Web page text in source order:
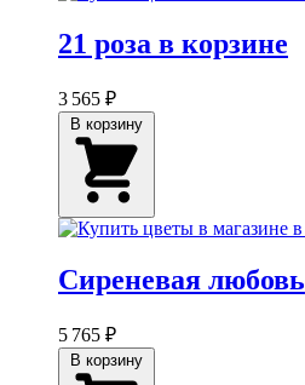
21 роза в корзине
3 565 ₽
Сиреневая любовь
5 765 ₽